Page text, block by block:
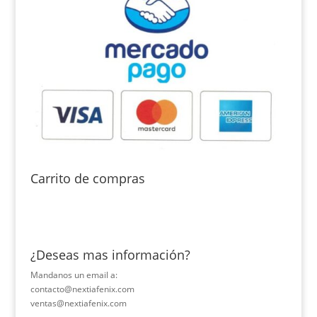
Carrito de compras
¿Deseas mas información?
Mandanos un email a:
contacto@nextiafenix.com
ventas@nextiafenix.com